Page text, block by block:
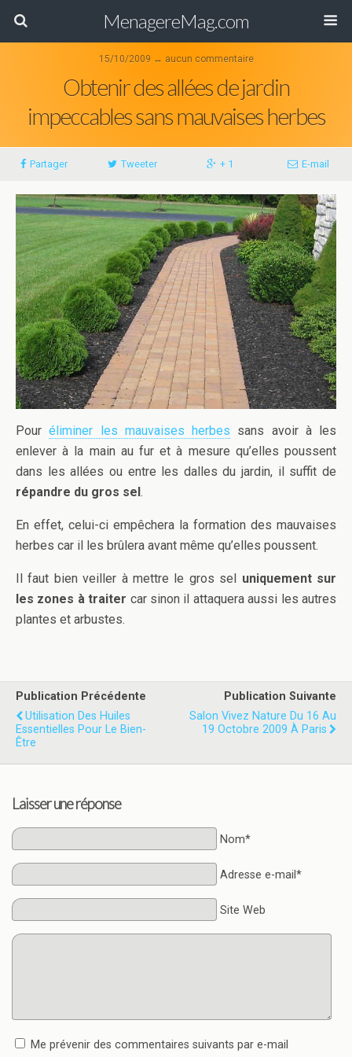
MenagereMag.com
15/10/2009 ↔ aucun commentaire
Obtenir des allées de jardin
impeccables sans mauvaises herbes
Partager Tweeter + 1 E-mail
Pouréliminer les mauvaises herbes sans avoir à les
enlever à la main au fur et à mesure qu’elles poussent
dans les allées ou entre les dalles du jardin, il suffit de
répandre du gros sel.
En effet, celui-ci empêchera la formation des mauvaises
herbes car il les brûlera avant même qu’elles poussent.
Il faut bien veiller à mettre le gros sel uniquement sur
les zones à traiter car sinon il attaquera aussi les autres
plantes et arbustes.
Publication Précédente
Utilisation Des Huiles
Essentielles Pour Le Bien-
Être
Publication Suivante
Salon Vivez Nature Du 16 Au
19 Octobre 2009 À Paris
Laisser une réponse
Nom*
Adresse e-mail*
Site Web
Me prévenir des commentaires suivants par e-mail